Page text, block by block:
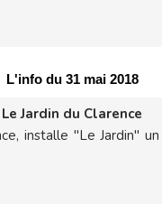
L'info du 31 mai 2018
Le Jardin du Clarence
installe "Le Jardin"